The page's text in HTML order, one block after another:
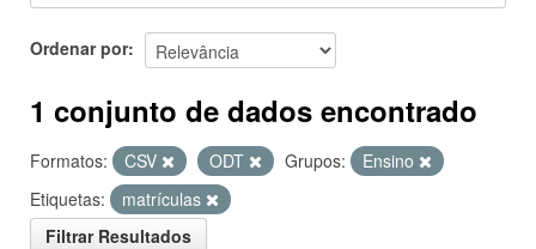
Sobre
Ordenar por
1 conjunto de dados encontrado
Formatos: CSV ODT Grupos:
Ensino
Etiquetas:
matrículas
Filtrar Resultados